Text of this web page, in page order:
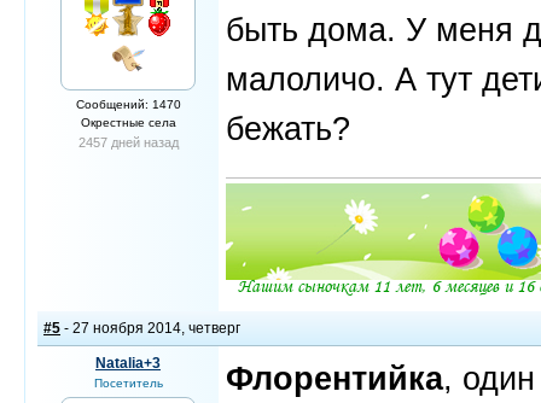
Сообщений: 1470
Окрестные села
2457 дней назад
быть дома. У меня
малоличо. А тут
бежать?
#5 - 27 ноября 2014, четверг
Natalia+3
Посетитель Флорентийка, один